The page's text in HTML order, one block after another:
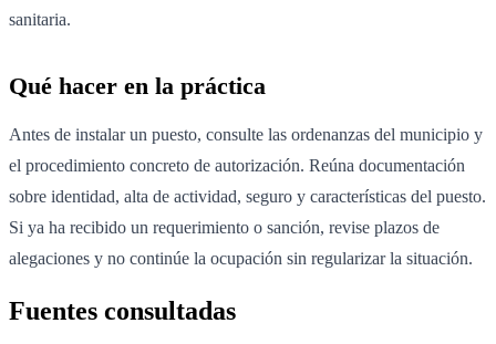
sanitaria.
Qué hacer en la práctica
Antes de instalar un puesto, consulte las ordenanzas del municipio y
el procedimiento concreto de autorización. Reúna documentación
sobre identidad, alta de actividad, seguro y características del puesto.
Si ya ha recibido un requerimiento o sanción, revise plazos de
alegaciones y no continúe la ocupación sin regularizar la situación.
Fuentes consultadas